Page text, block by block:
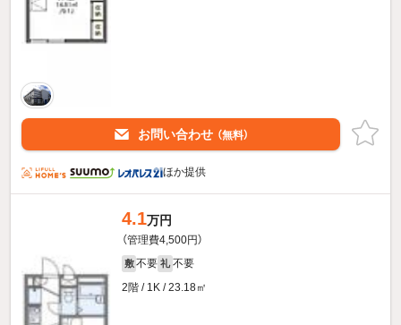
お問い合わせ （無料）
ほか提供
4.1万円
（管理費4,500円）
敷 不要 礼 不要
2階 / 1K / 23.18㎡